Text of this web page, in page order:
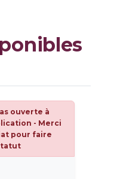
ouverte à
- Merci
pour faire